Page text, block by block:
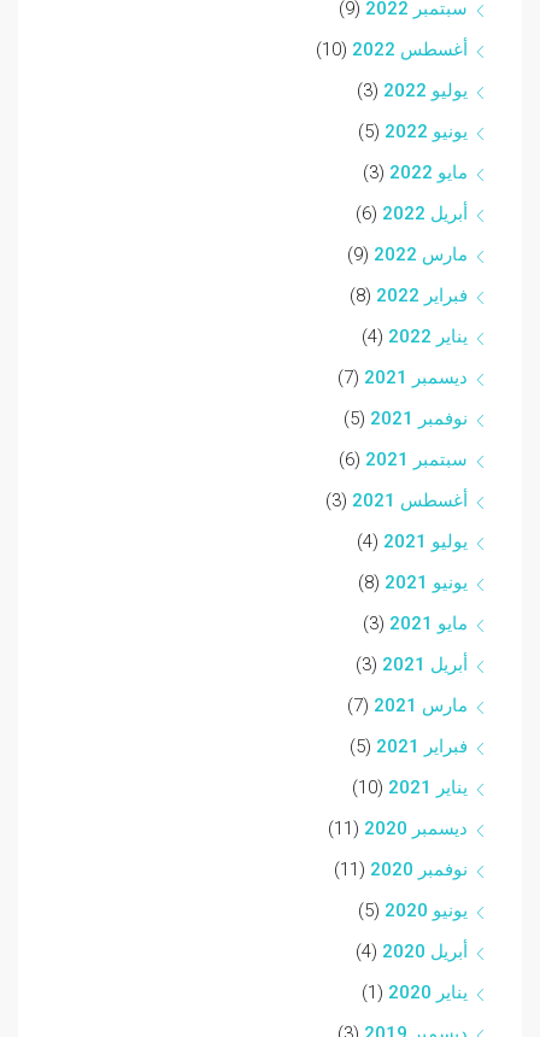
سبتمبر 2022
(9)
أغسطس 2022
(10)
يوليو 2022
(3)
يونيو 2022
(5)
مايو 2022
(3)
أبريل 2022
(6)
مارس 2022
(9)
فبراير 2022
(8)
يناير 2022
(4)
ديسمبر 2021
(7)
نوفمبر 2021
(5)
سبتمبر 2021
(6)
أغسطس 2021
(3)
يوليو 2021
(4)
يونيو 2021
(8)
مايو 2021
(3)
أبريل 2021
(3)
مارس 2021
(7)
فبراير 2021
(5)
يناير 2021
(10)
ديسمبر 2020
(11)
نوفمبر 2020
(11)
يونيو 2020
(5)
أبريل 2020
(4)
يناير 2020
(1)